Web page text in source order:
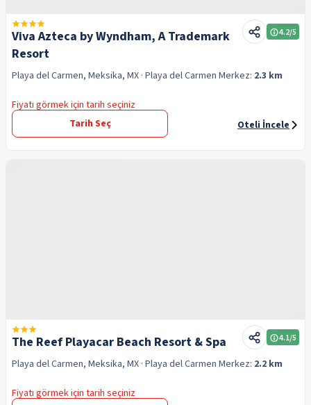
Viva Azteca by Wyndham, A Trademark
Resort
4.2/5
Playa del Carmen, Meksika, MX · Playa del Carmen Merkez: 2.3 km
Fiyatı görmek için tarih seçiniz
Tarih Seç
Oteli İncele
The Reef Playacar Beach Resort & Spa 4.1/5
Playa del Carmen, Meksika, MX · Playa del Carmen Merkez: 2.2 km
Fiyatı görmek için tarih seçiniz